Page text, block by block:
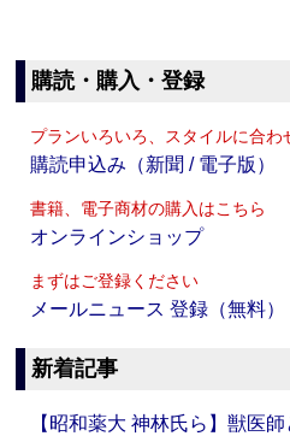
購読・購入・登録
プランいろいろ、スタイルに合わ
購読申込み（新聞 / 電子版）
書籍、電子商材の購入はこちら
オンラインショップ
まずはご登録ください
メールニュース 登録（無料）
新着記事
【昭和薬大 神林氏ら】獣医